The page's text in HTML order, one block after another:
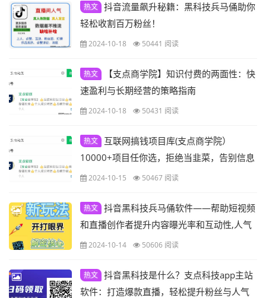
热文 抖音流量飙升秘籍：黑科技兵马俑助你
轻松收割百万粉丝！
2024-10-18 50441 阅读
热文
【支点商学院】知识付费的两面性：快
速盈利与长期经营的策略指南
2024-10-18 50431 阅读
热文
互联网搞钱项目库(支点商学院）
10000+项目任你选，拒绝当韭菜，告别信息
差2024-10-15 50467 阅读
热文 抖音黑科技兵马俑软件——帮助短视频
和直播创作者提升内容曝光率和互动性,人气
提升2024-10-14 50606 阅读
热文 抖音黑科技是什么？支点科技app主站
软件：打造爆款直播，轻松提升粉丝与人气